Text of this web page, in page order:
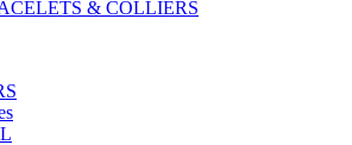
& COLLIERS